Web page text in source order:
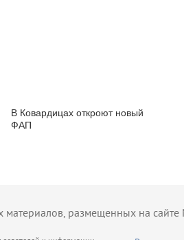
В Ковардицах откроют новый
ФАП
размещенных на сайте